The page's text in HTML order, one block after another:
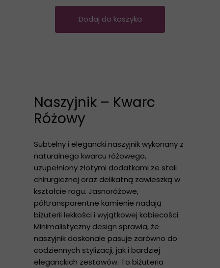
Dodaj do koszyka
Naszyjnik – Kwarc
Różowy
Subtelny i elegancki naszyjnik wykonany z
naturalnego kwarcu różowego,
uzupełniony złotymi dodatkami ze stali
chirurgicznej oraz delikatną zawieszką w
kształcie rogu. Jasnoróżowe,
półtransparentne kamienie nadają
biżuterii lekkości i wyjątkowej kobiecości.
Minimalistyczny design sprawia, że
naszyjnik doskonale pasuje zarówno do
codziennych stylizacji, jak i bardziej
eleganckich zestawów. To biżuteria